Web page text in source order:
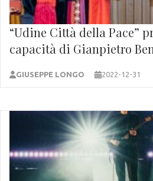
“Udine Città della Pace”
capacità di Gianpietro
GIUSEPPE LONGO 2022-12-31